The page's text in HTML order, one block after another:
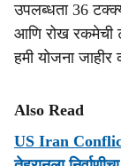
उपलब्धता 36
आणि रोख रकमेची
हमी योजना
Also Read
US Iran